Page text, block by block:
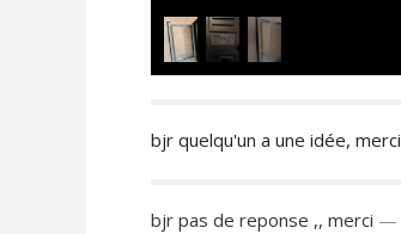
bjr quelqu'un a une idée, merci
bjr pas de reponse ,, merci —